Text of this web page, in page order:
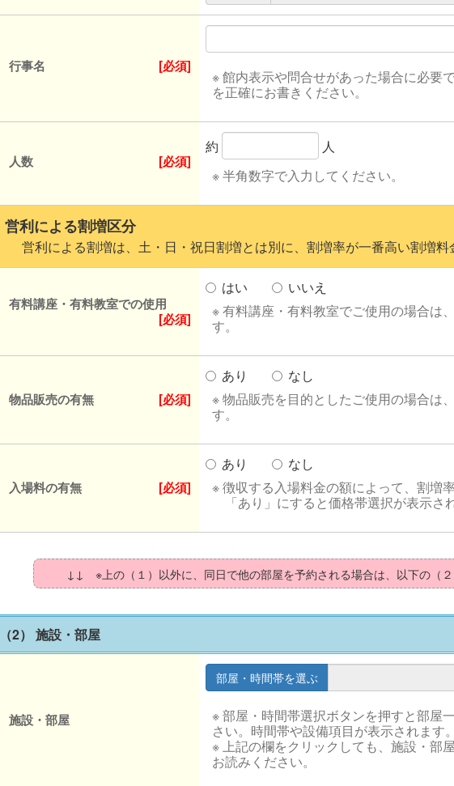
行事名 [必須]
※ 館内表示や問合せがあった場合に必要
を正確にお書きください。
人数 [必須]
約
人
※ 半角数字で入力してください。
営利による割増区分
営利による割増は、土・日・祝日割増とは別に、割増率が一番高い割増料
有料講座・有料教室での使用
[必須]
はい
いいえ
※ 有料講座・有料教室でご使用の場合は
す。
物品販売の有無 [必須]
あり
なし
※ 物品販売を目的としたご使用の場合は
す。
入場料の有無 [必須]
あり
なし
※ 徴収する入場料金の額によって、割増
「あり」にすると価格帯選択が表示され
↓↓ ※上の（１）以外に、同日で他の部屋を予約される場合は、以下の（
（2） 施設・部屋
施設・部屋
※ 部屋・時間帯選択ボタンを押すと部屋
さい。時間帯や設備項目が表示されます。
※ 上記の欄をクリックしても、施設・部
お読みください。